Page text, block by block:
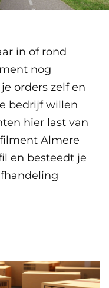
in of rond
nog
orders zelf en
bedrijf willen
hier last van
Almere
en besteedt je